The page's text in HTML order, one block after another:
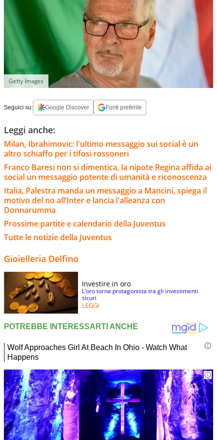
Getty Images
Seguici su: Google Discover Fonti preferite
Leggi anche:
Milan, Ibrahimovic: l'ultimo messaggio sui social è un
altro schiaffo per i tifosi rossoneri
Franco Baresi non si dimentica, la nipote Regina affida ai
social un messaggio potente di umanità e riconoscenza
Italia, Palestra manda un messaggio a Mancini, spiega il
motivo del no all’Inter e lancia l'alleanza con
Donnarumma
Prossime partite e calendario della Juventus
Tutte le notizie della Juventus
Gioielleria Delfino
Investire in oro
L’oro torna protagonista tra gli investimenti
sicuri
LEGGI